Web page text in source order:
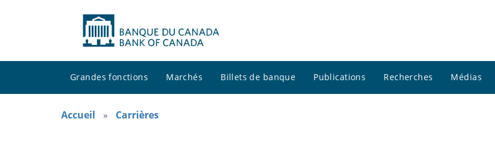
Grandes fonctions Marchés Billets de banque Publications Recherches Médias
Accueil Carrières